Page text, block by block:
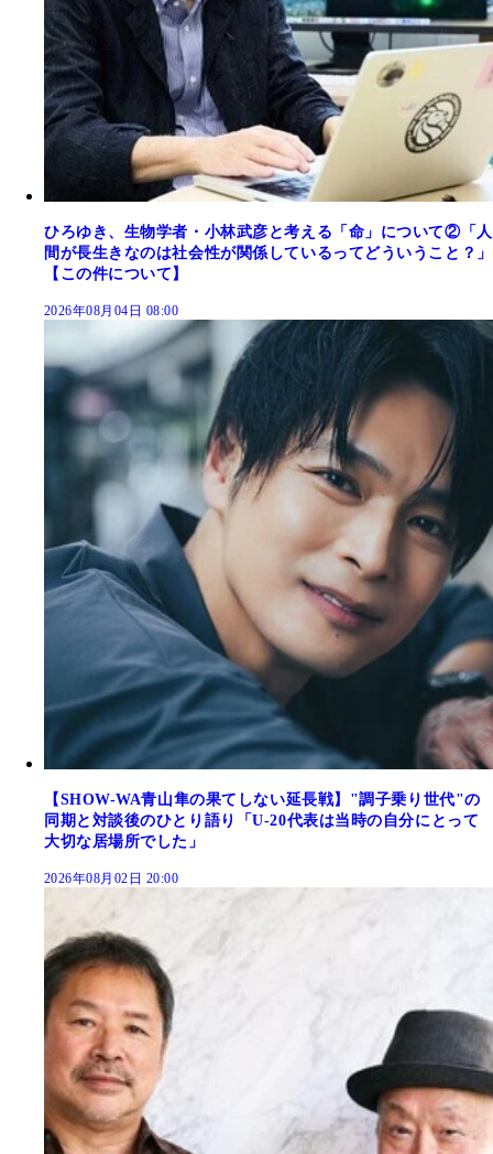
ひろゆき、生物学者・小林武彦と考える「命」について②「人
間が長生きなのは社会性が関係しているってどういうこと？」
【この件について】
2026年08月04日 08:00
【SHOW-WA青山隼の果てしない延長戦】"調子乗り世代"の
同期と対談後のひとり語り「U-20代表は当時の自分にとって
大切な居場所でした」
2026年08月02日 20:00